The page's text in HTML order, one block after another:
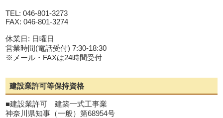
TEL: 046-801-3273
FAX: 046-801-3274
休業日: 日曜日
営業時間(電話受付) 7:30-18:30
※メール・FAXは24時間受付
建設業許可等保持資格
■建設業許可 建築一式工事業
神奈川県知事（一般）第68954号